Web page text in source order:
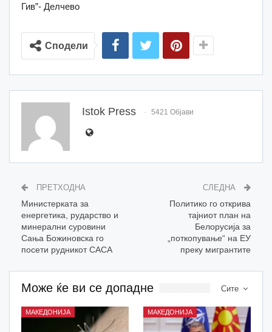
Гив”- Делчево
Сподели
Istok Press 5421 Објави
ПРЕТХОДНА
Министерката за
енергетика, рударство и
минерални суровини
Сања Божиновска го
посети рудникот САСА
СЛЕДНА
Политико го открива
тајниот план на
Белорусија за
„поткопување“ на ЕУ
преку мигрантите
Сите
Може ќе ви се допадне
МАКЕДОНИЈА МАКЕДОНИЈА